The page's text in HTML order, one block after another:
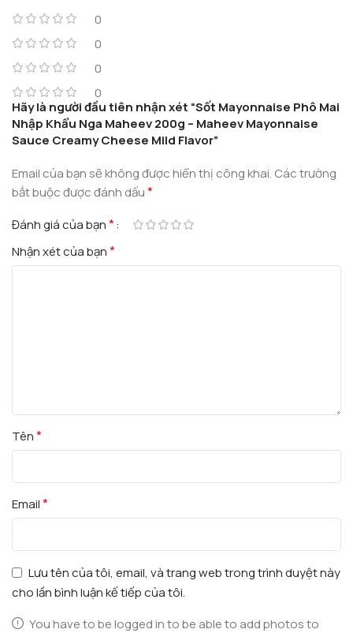
0
0
0
0
Hãy là người đầu tiên nhận xét “Sốt Mayonnaise Phô Mai
Nhập Khẩu Nga Maheev 200g – Maheev Mayonnaise
Sauce Creamy Cheese Mild Flavor”
Email của bạn sẽ không được hiển thị công khai. Các trường
bắt buộc được đánh dấu*
Đánh giá của bạn*
Nhận xét của bạn*
Tên*
Email*
Lưu tên của tôi, email, và trang web trong trình duyệt này
cho lần bình luận kế tiếp của tôi.
You have to be logged in to be able to add photos to